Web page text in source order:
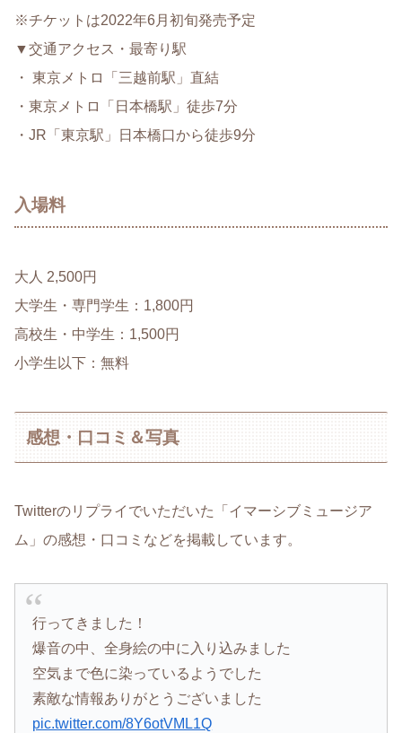
※チケットは2022年6月初旬発売予定
▼交通アクセス・最寄り駅
・ 東京メトロ「三越前駅」直結
・東京メトロ「日本橋駅」徒歩7分
・JR「東京駅」日本橋口から徒歩9分
入場料
大人 2,500円
大学生・専門学生：1,800円
高校生・中学生：1,500円
小学生以下：無料
感想・口コミ＆写真
Twitterのリプライでいただいた「イマーシブミュージア
ム」の感想・口コミなどを掲載しています。
行ってきました！
爆音の中、全身絵の中に入り込みました
空気まで色に染っているようでした
素敵な情報ありがとうございました
pic.twitter.com/8Y6otVML1Q